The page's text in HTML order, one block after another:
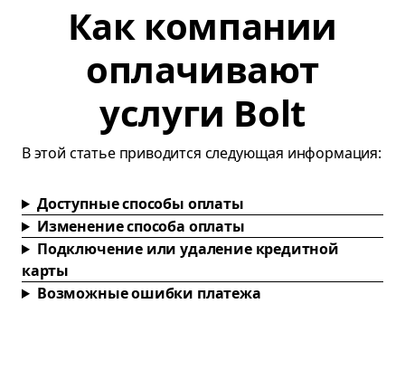
Как компании
оплачивают
услуги Bolt
В этой статье приводится следующая информация:
Доступные способы оплаты
Изменение способа оплаты
Подключение или удаление кредитной
карты
Возможные ошибки платежа